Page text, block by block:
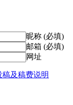
昵称 (必填)
邮箱 (必填)
网址